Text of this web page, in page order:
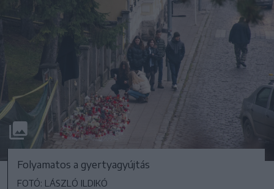
Folyamatos a gyertyagyújtás
FOTÓ: LÁSZLÓ ILDIKÓ